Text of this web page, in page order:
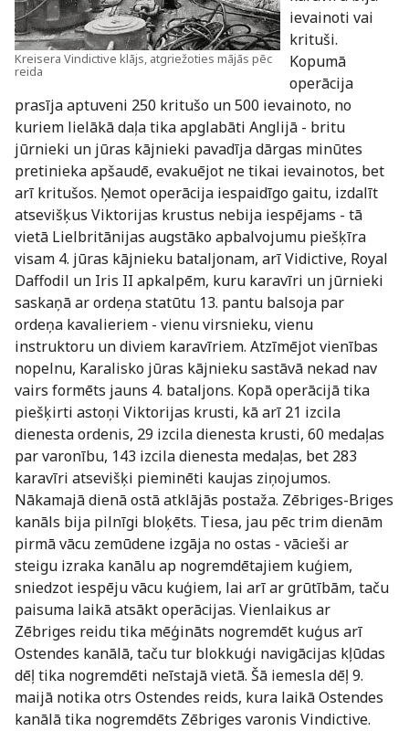
Kreisera Vindictive klājs, atgriežoties mājās pēc
reida
ievainoti vai
krituši.
Kopumā
operācija
prasīja aptuveni 250 kritušo un 500 ievainoto, no
kuriem lielākā daļa tika apglabāti Anglijā - britu
jūrnieki un jūras kājnieki pavadīja dārgas minūtes
pretinieka apšaudē, evakuējot ne tikai ievainotos, bet
arī kritušos. Ņemot operācija iespaidīgo gaitu, izdalīt
atsevišķus Viktorijas krustus nebija iespējams - tā
vietā Lielbritānijas augstāko apbalvojumu piešķīra
visam 4. jūras kājnieku bataljonam, arī Vidictive, Royal
Daffodil un Iris II apkalpēm, kuru karavīri un jūrnieki
saskaņā ar ordeņa statūtu 13. pantu balsoja par
ordeņa kavalieriem - vienu virsnieku, vienu
instruktoru un diviem karavīriem. Atzīmējot vienības
nopelnu, Karalisko jūras kājnieku sastāvā nekad nav
vairs formēts jauns 4. bataljons. Kopā operācijā tika
piešķirti astoņi Viktorijas krusti, kā arī 21 izcila
dienesta ordenis, 29 izcila dienesta krusti, 60 medaļas
par varonību, 143 izcila dienesta medaļas, bet 283
karavīri atsevišķi pieminēti kaujas ziņojumos.
Nākamajā dienā ostā atklājās postaža. Zēbriges-Briges
kanāls bija pilnīgi bloķēts. Tiesa, jau pēc trim dienām
pirmā vācu zemūdene izgāja no ostas - vācieši ar
steigu izraka kanālu ap nogremdētajiem kuģiem,
sniedzot iespēju vācu kuģiem, lai arī ar grūtībām, taču
paisuma laikā atsākt operācijas. Vienlaikus ar
Zēbriges reidu tika mēģināts nogremdēt kuģus arī
Ostendes kanālā, taču tur blokkuģi navigācijas kļūdas
dēļ tika nogremdēti neīstajā vietā. Šā iemesla dēļ 9.
maijā notika otrs Ostendes reids, kura laikā Ostendes
kanālā tika nogremdēts Zēbriges varonis Vindictive.